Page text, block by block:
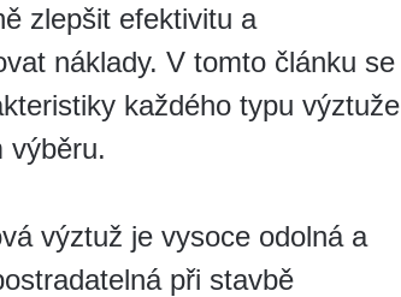
zlepšit efektivitu a
náklady. V tomto článku se
každého typu výztuže
výběru.
výztuž je vysoce odolná a
při stavbě